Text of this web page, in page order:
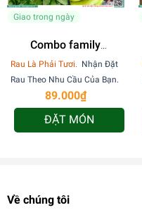
Giao trong ngày
Combo family
89k_001
Rau Là Phải Tươi. Nhận Đặt
Rau Theo Nhu Cầu Của Bạn.
89.000₫
ĐẶT MÓN
Về chúng tôi